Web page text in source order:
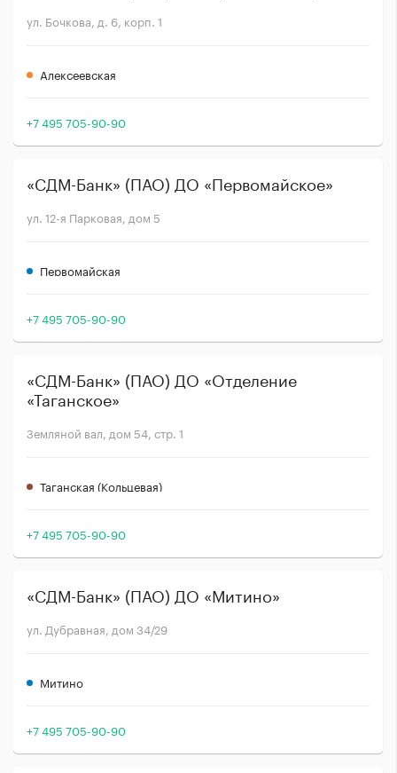
ул. Бочкова, д. 6, корп. 1
Алексеевская
+7 495 705-90-90
«СДМ-Банк» (ПАО) ДО «Первомайское»
ул. 12-я Парковая, дом 5
Первомайская
+7 495 705-90-90
«СДМ-Банк» (ПАО) ДО «Отделение
«Таганское»
Земляной вал, дом 54, стр. 1
Таганская (Кольцевая)
+7 495 705-90-90
«СДМ-Банк» (ПАО) ДО «Митино»
ул. Дубравная, дом 34/29
Митино
+7 495 705-90-90